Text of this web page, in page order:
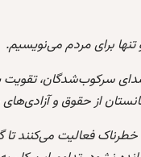
برای مردم می‌نویسیم.
سرکوب‌شدگان،
از حقوق و آزادی‌های
خطرناک فعالیت می‌کنند